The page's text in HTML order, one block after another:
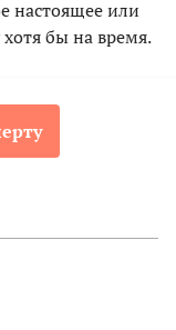
настоящее или
бы на время.